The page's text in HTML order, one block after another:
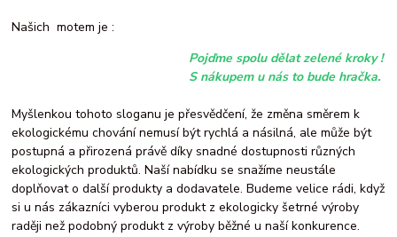
Našich motem je :
Pojďme spolu dělat zelené kroky !
S nákupem u nás to bude hračka.
Myšlenkou tohoto sloganu je přesvědčení, že změna směrem k
ekologickému chování nemusí být rychlá a násilná, ale může být
postupná a přirozená právě díky snadné dostupnosti různých
ekologických produktů. Naší nabídku se snažíme neustále
doplňovat o další produkty a dodavatele. Budeme velice rádi, když
si u nás zákazníci vyberou produkt z ekologicky šetrné výroby
raději než podobný produkt z výroby běžné u naší konkurence.